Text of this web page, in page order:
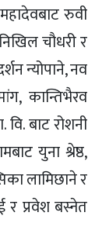
रुवी
चौधरी र
न्योपाने, नव
कान्तिभैरव
बाट रोशनी
युना श्रेष्ठ,
लामिछाने र
र प्रवेश बस्नेत